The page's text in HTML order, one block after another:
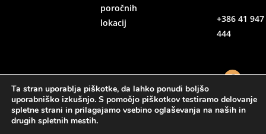
poročnih
lokacij
+386 41 947
444
Ta stran uporablja piškotke, da lahko ponudi boljšo
uporabniško izkušnjo. S pomočjo piškotkov testiramo delovanje
spletne strani in prilagajamo vsebino oglaševanja na naših in
drugih spletnih mestih.